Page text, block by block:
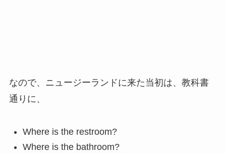
なので、ニュージーランドに来た当初は、教科書
通りに、
Where is the restroom?
Where is the bathroom?